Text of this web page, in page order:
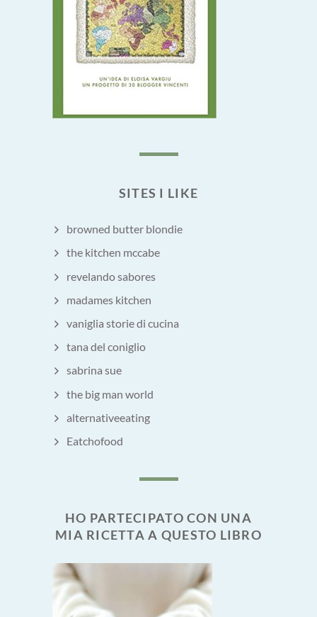
SITES I LIKE
browned butter blondie
the kitchen mccabe
revelando sabores
madames kitchen
vaniglia storie di cucina
tana del coniglio
sabrina sue
the big man world
alternativeeating
Eatchofood
HO PARTECIPATO CON UNA
MIA RICETTA A QUESTO LIBRO